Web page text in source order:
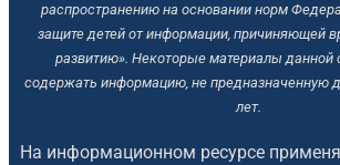
распространению на основании норм
защите детей от информации, причиняющей
развитию». Некоторые материалы данной
содержать информацию, не предназначенную
лет.
На информационном ресурсе